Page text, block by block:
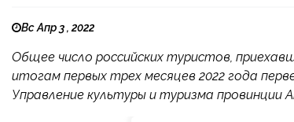
Вс Апр 3 , 2022
Общее число российских туристов,
итогам первых трех месяцев 2022 года
Управление культуры и туризма провинции